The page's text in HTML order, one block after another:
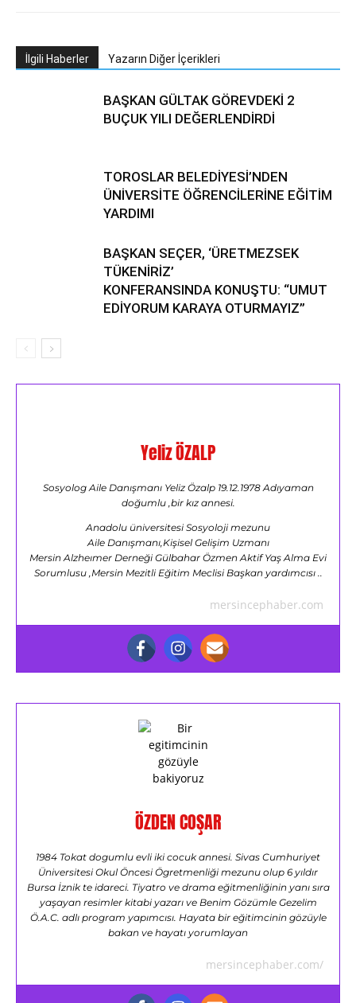
İlgili Haberler Yazarın Diğer İçerikleri
BAŞKAN GÜLTAK GÖREVDEKİ 2
BUÇUK YILI DEĞERLENDİRDİ
TOROSLAR BELEDİYESİ’NDEN
ÜNİVERSİTE ÖĞRENCİLERİNE EĞİTİM
YARDIMI
BAŞKAN SEÇER, ‘ÜRETMEZSEK
TÜKENİRİZ’
KONFERANSINDA KONUŞTU: “UMUT
EDİYORUM KARAYA OTURMAYIZ”
Yeliz ÖZALP
Sosyolog Aile Danışmanı Yeliz Özalp 19.12.1978 Adıyaman
doğumlu ,bir kız annesi.
Anadolu üniversitesi Sosyoloji mezunu
Aile Danışmanı,Kişisel Gelişim Uzmanı
Mersin Alzheımer Derneği Gülbahar Özmen Aktif Yaş Alma Evi
Sorumlusu ,Mersin Mezitli Eğitim Meclisi Başkan yardımcısı ..
mersincephaber.com
ÖZDEN COŞAR
1984 Tokat dogumlu evli iki cocuk annesi. Sivas Cumhuriyet
Üniversitesi Okul Öncesi Ögretmenliği mezunu olup 6 yıldır
Bursa İznik te idareci. Tiyatro ve drama eğitmenliğinin yanı sıra
yaşayan resimler kitabi yazarı ve Benim Gözümle Gezelim
Ö.A.C. adlı program yapımcısı. Hayata bir eğitimcinin gözüyle
bakan ve hayatı yorumlayan
mersincephaber.com/